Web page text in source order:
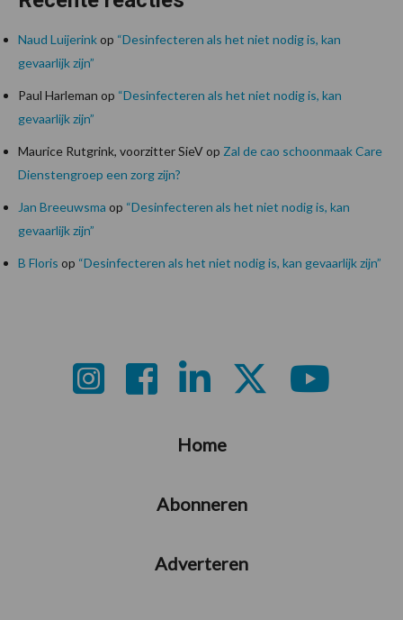
Naud Luijerinkop “Desinfecteren als het niet nodig is, kan
gevaarlijk zijn”
Paul Harleman op “Desinfecteren als het niet nodig is, kan
gevaarlijk zijn”
Maurice Rutgrink, voorzitter SieVop Zal de cao schoonmaak Care
Dienstengroep een zorg zijn?
Jan Breeuwsma op “Desinfecteren als het niet nodig is, kan
gevaarlijk zijn”
B Floris op “Desinfecteren als het niet nodig is, kan gevaarlijk zijn”
Home
Abonneren
Adverteren